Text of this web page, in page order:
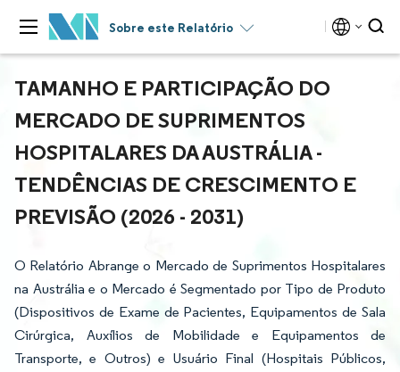
Sobre este Relatório
TAMANHO E PARTICIPAÇÃO DO
MERCADO DE SUPRIMENTOS
HOSPITALARES DA AUSTRÁLIA -
TENDÊNCIAS DE CRESCIMENTO E
PREVISÃO (2026 - 2031)
O Relatório Abrange o Mercado de Suprimentos Hospitalares
na Austrália e o Mercado é Segmentado por Tipo de Produto
(Dispositivos de Exame de Pacientes, Equipamentos de Sala
Cirúrgica, Auxílios de Mobilidade e Equipamentos de
Transporte, e Outros) e Usuário Final (Hospitais Públicos,